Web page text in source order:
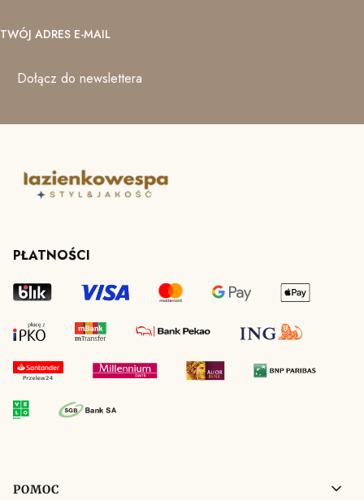
TWÓJ ADRES E-MAIL
Dołącz do newslettera
PŁATNOŚCI
Linki w stopce
POMOC